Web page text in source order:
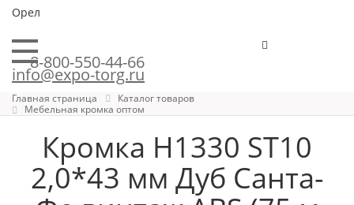
Орел
8-800-550-44-66
info@expo-torg.ru
Главная страница
Каталог товаров
Мебельная кромка оптом
Кромка H1330 ST10
2,0*43 мм Дуб Санта-